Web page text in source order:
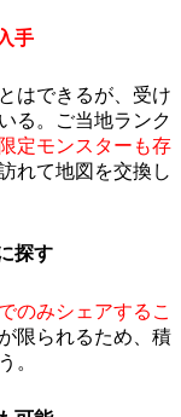
手
はできるが、受け
る。ご当地ランク
定モンスターも存
れて地図を交換し
探す
のみシェアするこ
限られるため、積
。